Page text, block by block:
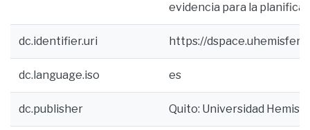
evidencia para la
dc.identifier.uri https://
dc.language.iso es
dc.publisher Quito: Universidad